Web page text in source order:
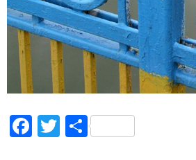
Facebook
TwitterПоділитися